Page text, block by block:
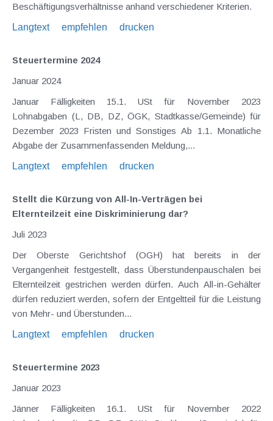
Beschäftigungsverhältnisse anhand verschiedener Kriterien.
Langtext
empfehlen drucken
Steuertermine 2024
Januar 2024
Januar Fälligkeiten 15.1. USt für November 2023
Lohnabgaben (L, DB, DZ, ÖGK, Stadtkasse/Gemeinde) für
Dezember 2023 Fristen und Sonstiges Ab 1.1. Monatliche
Abgabe der Zusammenfassenden Meldung,...
Langtext
empfehlen drucken
Stellt die Kürzung von All-In-Verträgen bei
Elternteilzeit eine Diskriminierung dar?
Juli 2023
Der Oberste Gerichtshof (OGH) hat bereits in der
Vergangenheit festgestellt, dass Überstundenpauschalen bei
Elternteilzeit gestrichen werden dürfen. Auch All-in-Gehälter
dürfen reduziert werden, sofern der Entgeltteil für die Leistung
von Mehr- und Überstunden...
Langtext
empfehlen drucken
Steuertermine 2023
Januar 2023
Jänner Fälligkeiten 16.1. USt für November 2022